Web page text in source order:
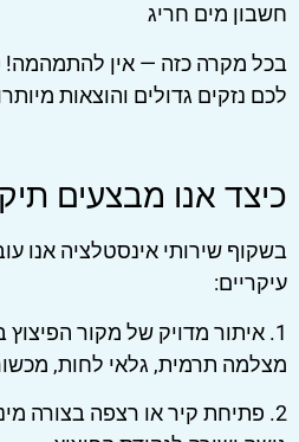
חשבון מים חריג
בכל מקרה כזה — אין להתמהמה!
לכם נזקים גדולים והוצאות
כיצד אנו מבצעים
בשקוף שירותי אינסטלציה אנו
עיקריים:
1. איתור מדויק של מקור
מצלמה תרמית, גלאי לחות,
2. פתיחת קיר או רצפה בצורה